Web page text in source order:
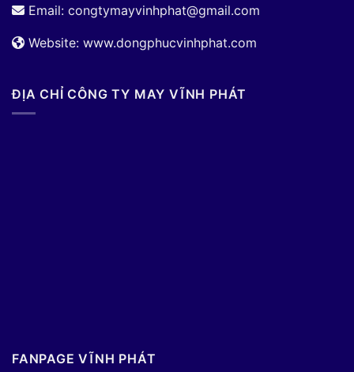
Email: congtymayvinhphat@gmail.com
Website: www.dongphucvinhphat.com
ĐỊA CHỈ CÔNG TY MAY VĨNH PHÁT
FANPAGE VĨNH PHÁT